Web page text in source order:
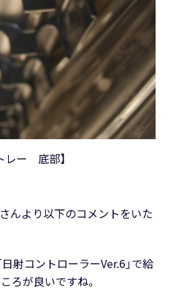
レー 底部】
んより以下のコメントをいた
日射コントローラーVer.6」で給
ろが良いですね。